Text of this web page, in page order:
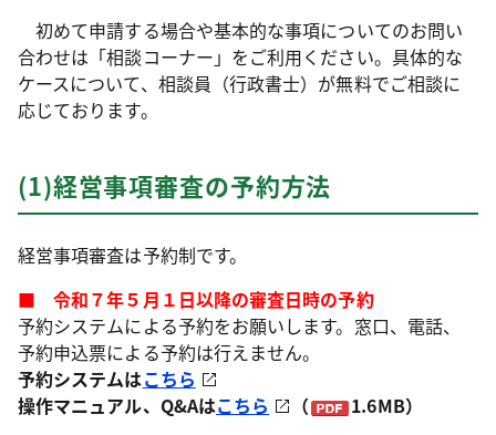
初めて申請する場合や基本的な事項についてのお問い
合わせは「相談コーナー」をご利用ください。具体的な
ケースについて、相談員（行政書士）が無料でご相談に
応じております。
(1)経営事項審査の予約方法
経営事項審査は予約制です。
■ 令和７年５月１日以降の審査日時の予約
予約システムによる予約をお願いします。窓口、電話、
予約申込票による予約は行えません。
予約システムはこちら
操作マニュアル、Q&Aはこちら （
1.6MB）